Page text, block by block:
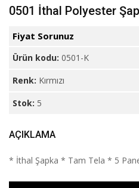
0501 İthal Polyester
Fiyat Sorunuz
Ürün kodu: 0501-K
Renk: Kırmızı
Stok: 5
AÇIKLAMA
* İthal Şapka * Tam Tela * 5